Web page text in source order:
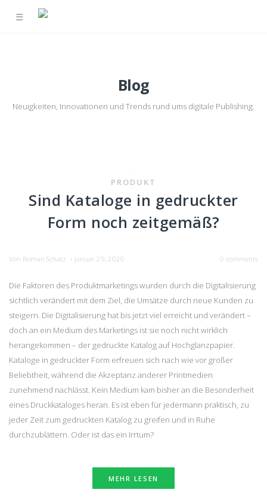
☰
Blog
Neuigkeiten, Innovationen und Trends rund ums digitale Publishing.
·
PRODUKT
Sind Kataloge in gedruckter
Form noch zeitgemäß?
Von Roman Schatz • Januar 29, 2020 0 comments
Die Faktoren des Produktmarketings wurden durch die Digitalisierung
sichtlich verändert mit dem Ziel, die Umsätze durch neue Kunden zu
steigern. Die Digitalisierung hat bis jetzt viel erreicht und verändert –
doch an ein Medium des Marketings ist sie noch nicht wirklich
herangekommen – der gedruckte Katalog auf Hochglanzpapier.
Kataloge in gedruckter Form erfreuen sich nach wie vor großer
Beliebtheit, während die Akzeptanz anderer Printmedien
zunehmend nachlässt. Kein Medium kam bisher an die Besonderheit
eines Druckkataloges heran. Es ist eben für jedermann praktisch, zu
jeder Zeit zum gedruckten Katalog zu greifen und in Ruhe
durchzublättern. Oder ist das ein Irrtum?
MEHR LESEN